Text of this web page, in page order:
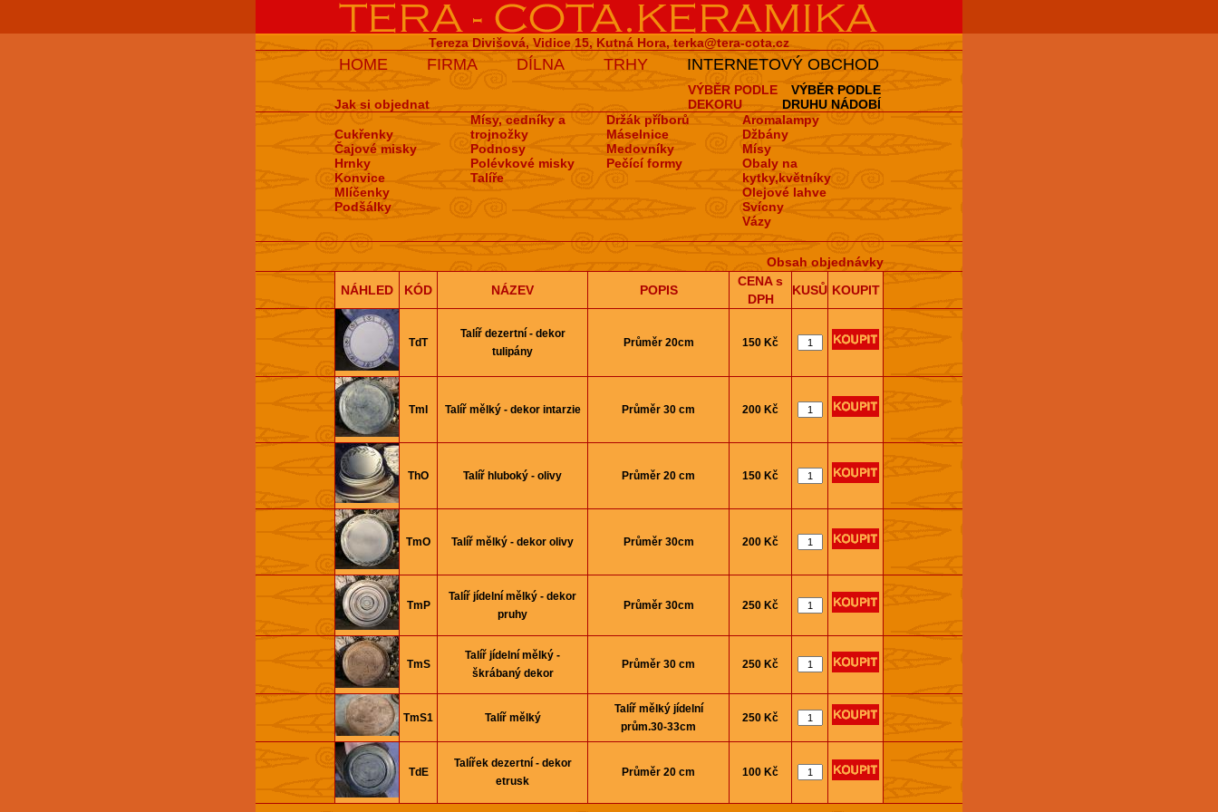
Tereza Divišová, Vidice 15, Kutná Hora, terka@tera-cota.cz
HOME FIRMA DÍLNA TRHY INTERNETOVÝ OBCHOD
Jak si objednat
VÝBĚR PODLE
DRUHU NÁDOBÍ
VÝBĚR PODLE
DEKORU
Cukřenky
Čajové misky
Hrnky
Konvice
Mlíčenky
Podšálky
Mísy, cedníky a
trojnožky
Podnosy
Polévkové misky
Talíře
Držák příborů
Máselnice
Medovní­ky
Pečí­cí­ formy
Aromalampy
Džbány
Mísy
Obaly na
kytky,květníky
Olejové lahve
Svícny
Vázy
Obsah objednávky
NÁHLED
KÓD NÁZEV POPIS
CENA s
DPH
KUSŮ KOUPIT
TdT
Talíř dezertní­ - dekor
tulipány
Průměr 20cm 150 Kč
TmI Talíř mělký - dekor intarzie Průměr 30 cm 200 Kč
ThO Talíř hluboký - olivy Průměr 20 cm 150 Kč
TmO Talíř mělký - dekor olivy Průměr 30cm 200 Kč
TmP
Talíř jí­delní­ mělký - dekor
pruhy
Průměr 30cm 250 Kč
TmS
Talíř jí­delní­ mělký -
škrábaný dekor
Průměr 30 cm 250 Kč
TmS1 Talíř mělký
Talíř mělký jídelní
prům.30-33cm
250 Kč
TdE
Talířek dezertní­ - dekor
etrusk
Průměr 20 cm 100 Kč